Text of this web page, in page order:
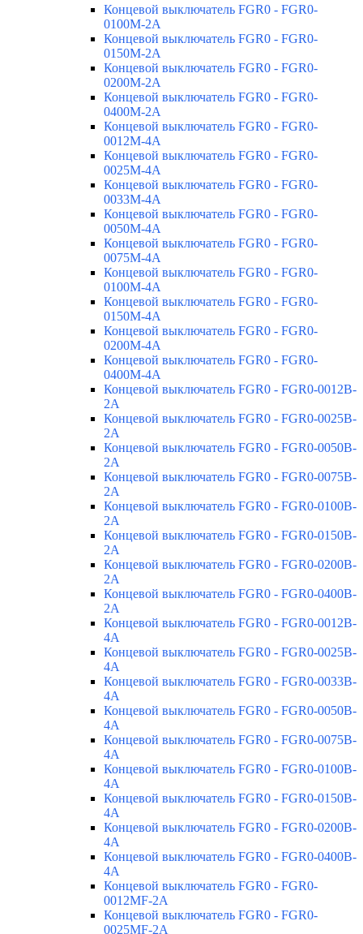
Концевой выключатель FGR0 - FGR0-
0100M-2A
Концевой выключатель FGR0 - FGR0-
0150M-2A
Концевой выключатель FGR0 - FGR0-
0200M-2A
Концевой выключатель FGR0 - FGR0-
0400M-2A
Концевой выключатель FGR0 - FGR0-
0012M-4A
Концевой выключатель FGR0 - FGR0-
0025M-4A
Концевой выключатель FGR0 - FGR0-
0033M-4A
Концевой выключатель FGR0 - FGR0-
0050M-4A
Концевой выключатель FGR0 - FGR0-
0075M-4A
Концевой выключатель FGR0 - FGR0-
0100M-4A
Концевой выключатель FGR0 - FGR0-
0150M-4A
Концевой выключатель FGR0 - FGR0-
0200M-4A
Концевой выключатель FGR0 - FGR0-
0400M-4A
Концевой выключатель FGR0 - FGR0-0012B-
2A
Концевой выключатель FGR0 - FGR0-0025B-
2A
Концевой выключатель FGR0 - FGR0-0050B-
2A
Концевой выключатель FGR0 - FGR0-0075B-
2A
Концевой выключатель FGR0 - FGR0-0100B-
2A
Концевой выключатель FGR0 - FGR0-0150B-
2A
Концевой выключатель FGR0 - FGR0-0200B-
2A
Концевой выключатель FGR0 - FGR0-0400B-
2A
Концевой выключатель FGR0 - FGR0-0012B-
4A
Концевой выключатель FGR0 - FGR0-0025B-
4A
Концевой выключатель FGR0 - FGR0-0033B-
4A
Концевой выключатель FGR0 - FGR0-0050B-
4A
Концевой выключатель FGR0 - FGR0-0075B-
4A
Концевой выключатель FGR0 - FGR0-0100B-
4A
Концевой выключатель FGR0 - FGR0-0150B-
4A
Концевой выключатель FGR0 - FGR0-0200B-
4A
Концевой выключатель FGR0 - FGR0-0400B-
4A
Концевой выключатель FGR0 - FGR0-
0012MF-2A
Концевой выключатель FGR0 - FGR0-
0025MF-2A